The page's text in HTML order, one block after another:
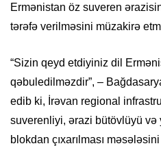
Ermənistan öz suveren
tərəfə verilməsini müzakirə
“Sizin qeyd etdiyiniz dil
qəbuledilməzdir”, –
edib ki, İrəvan regional
suverenliyi, ərazi bütövlüyü və
blokdan çıxarılması